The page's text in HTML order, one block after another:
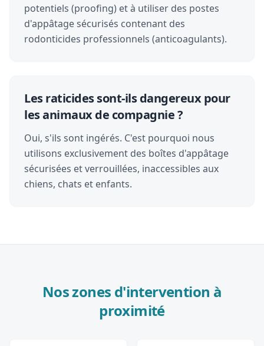
potentiels (proofing) et à utiliser des postes
d'appâtage sécurisés contenant des
rodonticides professionnels (anticoagulants).
Les raticides sont-ils dangereux pour
les animaux de compagnie ?
Oui, s'ils sont ingérés. C'est pourquoi nous
utilisons exclusivement des boîtes d'appâtage
sécurisées et verrouillées, inaccessibles aux
chiens, chats et enfants.
Nos zones d'intervention à
proximité